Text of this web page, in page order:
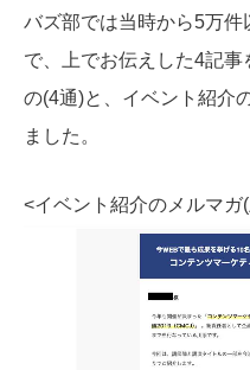
バズ部では当時から5万
で、上でお伝えした4記
の(4通)と、イベント紹介
ました。
<イベント紹介のメルマガ